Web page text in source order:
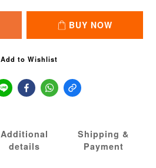
BUY NOW
Add to Wishlist
Additional
details
Shipping &
Payment